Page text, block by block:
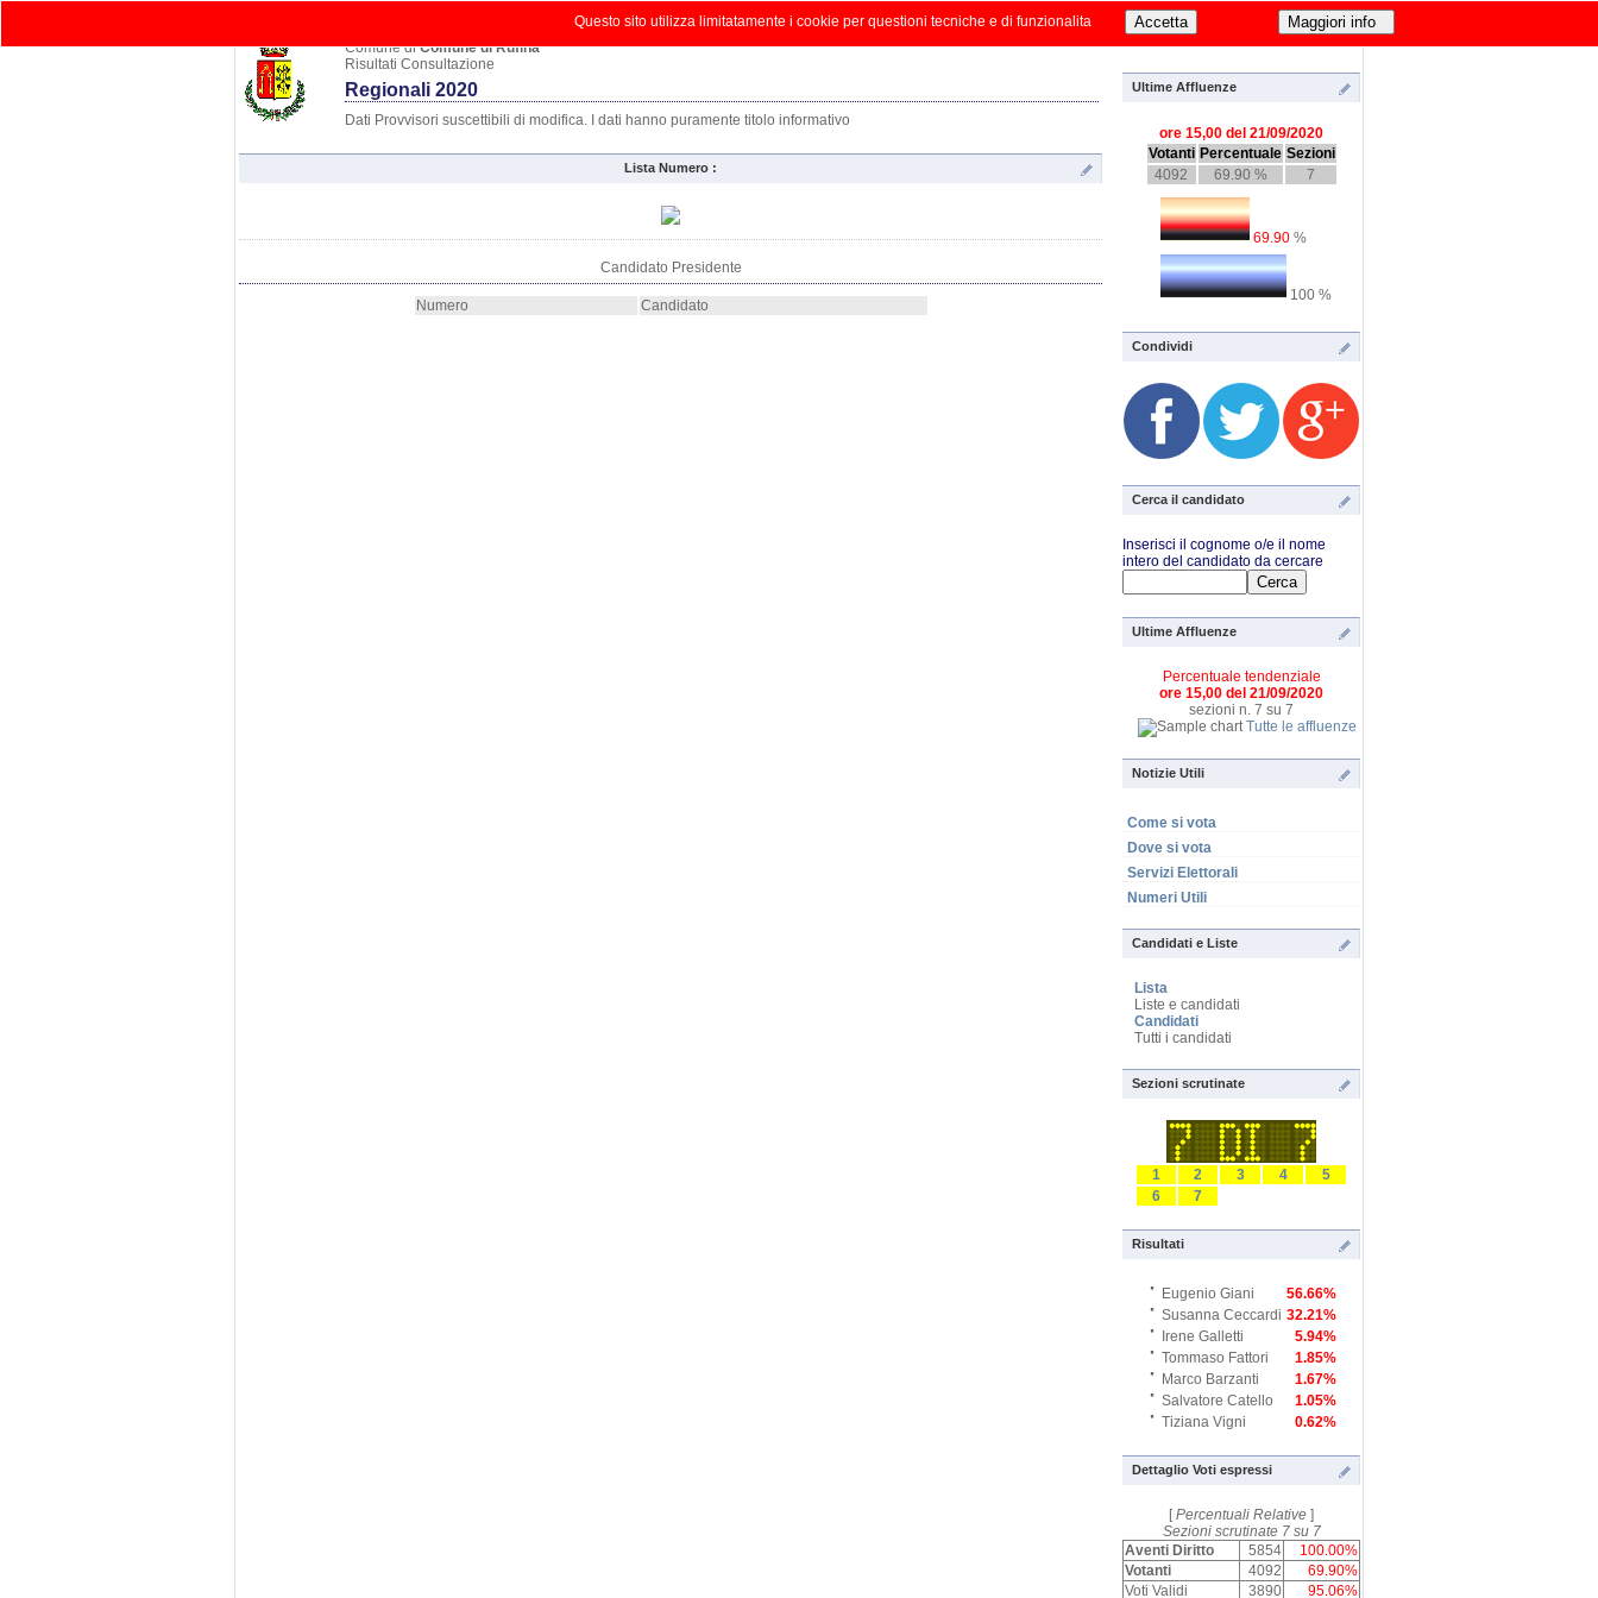
Informazioni Risultati Grafici Tema Opzioni by luciano apolito & roberto gigli
Comune diComune di Rufina
Risultati Consultazione
Regionali 2020
Dati Provvisori suscettibili di modifica. I dati hanno puramente titolo informativo
Lista Numero :
Candidato Presidente
Numero Candidato
Ultime Affluenze
ore 15,00 del 21/09/2020
Votanti Percentuale Sezioni
4092
69.90 % 7
69.90 %
100 %
Condividi
Cerca il candidato
Inserisci il cognome o/e il nome
intero del candidato da cercare
Ultime Affluenze
Percentuale tendenziale
ore 15,00 del 21/09/2020
sezioni n. 7 su 7
Tutte le affluenze
Notizie Utili
Come si vota
Dove si vota
Servizi Elettorali
Numeri Utili
Candidati e Liste
Lista
Liste e candidati
Candidati
Tutti i candidati
Sezioni scrutinate
1 2 3 4
5
6
7
Risultati
· Eugenio Giani 56.66%
· Susanna Ceccardi 32.21%
· Irene Galletti 5.94%
· Tommaso Fattori 1.85%
· Marco Barzanti 1.67%
· Salvatore Catello 1.05%
· Tiziana Vigni 0.62%
Dettaglio Voti espressi
[Percentuali Relative ]
Sezioni scrutinate 7 su 7
Aventi Diritto
5854
100.00%
Votanti
4092
69.90%
Voti Validi
3890 95.06%
Questo sito utilizza limitatamente i cookie per questioni tecniche e di funzionalita